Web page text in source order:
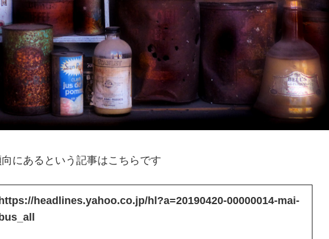
にあるという記事はこちらです
headlines.yahoo.co.jp/hl?a=20190420-00000014-mai-